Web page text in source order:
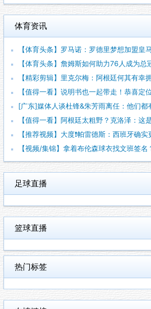
体育资讯
【体育头条】罗马诺：罗德里梦想加盟皇马，但
【体育头条】詹姆斯如何助力76人成为总冠军
【精彩剪辑】里克尔梅：阿根廷何其有幸拥有
【值得一看】说明书也一起带走！恭喜定位球专
[广东]媒体人谈杜锋&朱芳雨离任：他们都有
【值得一看】阿根廷太粗野？克洛泽：这是他们
【推荐视频】大度❗️帕雷德斯：西班牙确实更
【视频/集锦】拿着布伦森球衣找文班签名？
足球直播
篮球直播
热门标签